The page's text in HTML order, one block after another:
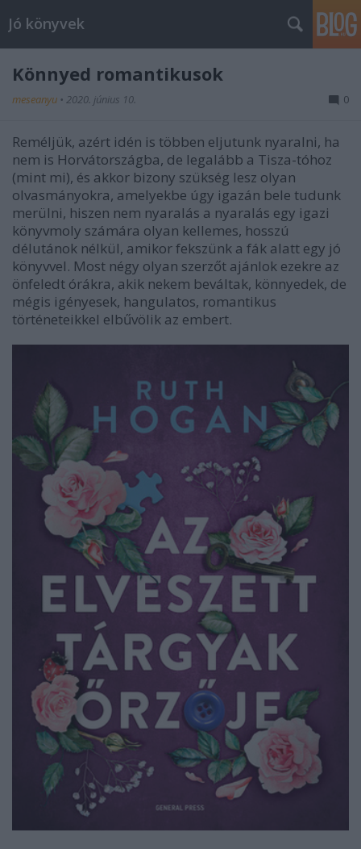
Jó könyvek
Könnyed romantikusok
meseanyu • 2020. június 10. 0
Reméljük, azért idén is többen eljutunk nyaralni, ha
nem is Horvátországba, de legalább a Tisza-tóhoz
(mint mi), és akkor bizony szükség lesz olyan
olvasmányokra, amelyekbe úgy igazán bele tudunk
merülni, hiszen nem nyaralás a nyaralás egy igazi
könyvmoly számára olyan kellemes, hosszú
délutánok nélkül, amikor fekszünk a fák alatt egy jó
könyvvel. Most négy olyan szerzőt ajánlok ezekre az
önfeledt órákra, akik nekem beváltak, könnyedek, de
mégis igényesek, hangulatos, romantikus
történeteikkel elbűvölik az embert.